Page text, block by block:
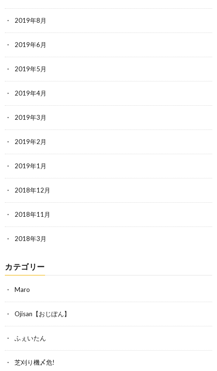
2019年8月
2019年6月
2019年5月
2019年4月
2019年3月
2019年2月
2019年1月
2018年12月
2018年11月
2018年3月
カテゴリー
Maro
Ojisan【おじぽん】
ふぇいたん
芝刈り機〆危!